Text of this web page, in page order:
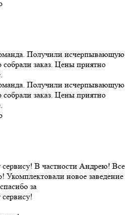
Получили исчерпывающую
заказ. Цены приятно
Получили исчерпывающую
заказ. Цены приятно
В частности Андрею! Все
Укомплектовали новое заведение
за